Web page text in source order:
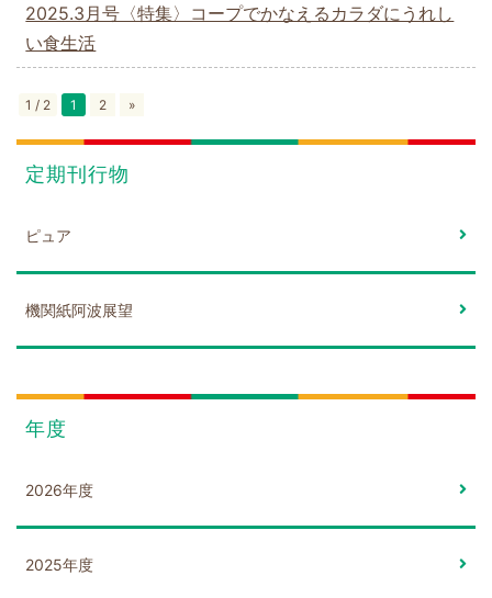
2025.3月号〈特集〉コープでかなえるカラダにうれし
い食生活
1 / 2 1 2 »
定期刊行物
ピュア
機関紙阿波展望
年度
2026年度
2025年度